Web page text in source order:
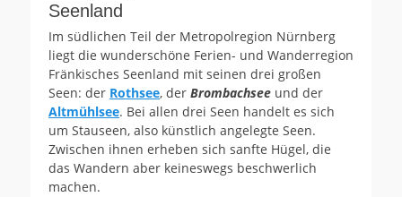
Seenland
Im südlichen Teil der Metropolregion Nürnberg
liegt die wunderschöne Ferien- und Wanderregion
Fränkisches Seenland mit seinen drei großen
Seen: der Rothsee, der Brombachsee und der
Altmühlsee. Bei allen drei Seen handelt es sich
um Stauseen, also künstlich angelegte Seen.
Zwischen ihnen erheben sich sanfte Hügel, die
das Wandern aber keineswegs beschwerlich
machen.